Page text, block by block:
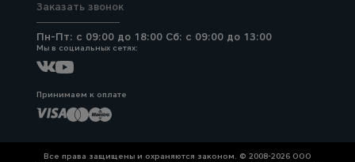
Заказать звонок
Пн-Пт: с 09:00 до 18:00 Сб: с 09:00 до 13:00
Мы в социальных сетях:
Принимаем к оплате
Все права защищены и охраняются законом. © 2008-2026 ООО